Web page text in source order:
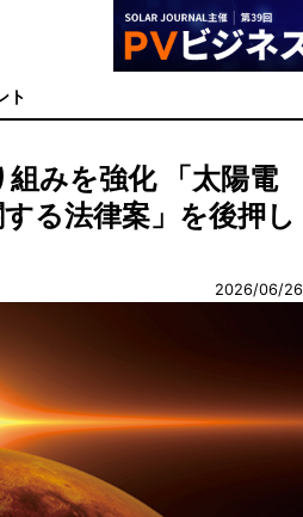
ト
みを強化 「太陽電
る法律案」を後押し
2026/06/26